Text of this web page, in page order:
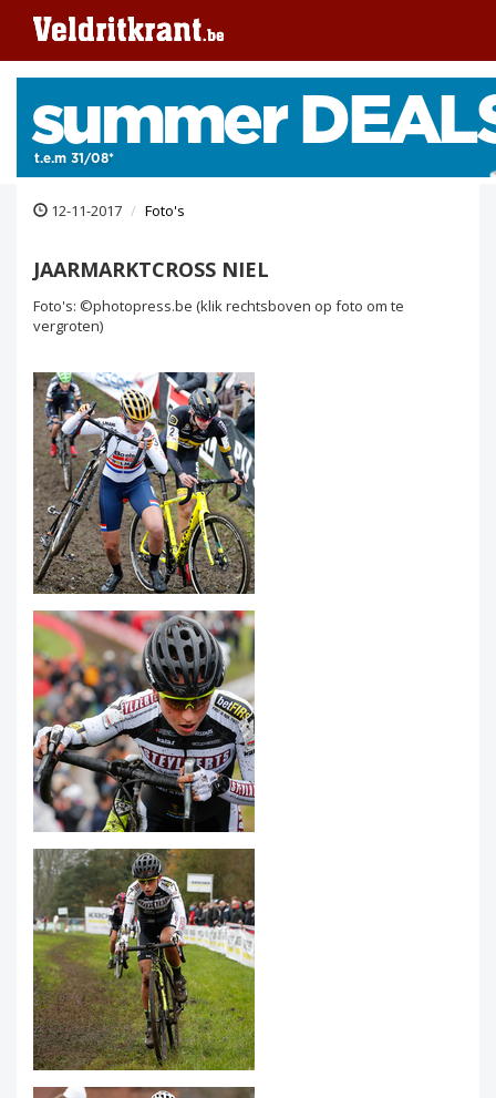
12-11-2017 Foto's
JAARMARKTCROSS NIEL
Foto's: ©photopress.be (klik rechtsboven op foto om te
vergroten)